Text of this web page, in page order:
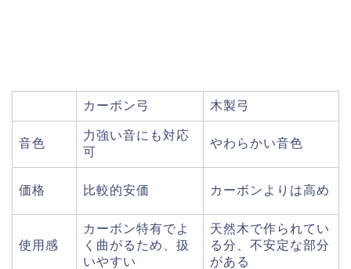
カーボン弓 木製弓
音色
力強い音にも対応
可
やわらかい音色
価格 比較的安価 カーボンよりは高め
使用感
カーボン特有でよ
く曲がるため、扱
いやすい
天然木で作られてい
る分、不安定な部分
がある